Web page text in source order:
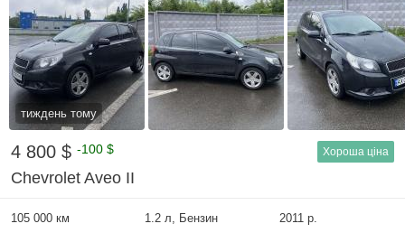
тиждень тому
4 800 $ -100 $ Хороша ціна
Chevrolet Aveo II
105 000 км 1.2 л, Бензин
2011 р.